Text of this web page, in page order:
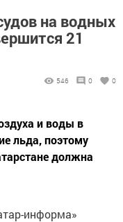
на водных
21
546 0 0
и воды в
льда, поэтому
должна
информа»